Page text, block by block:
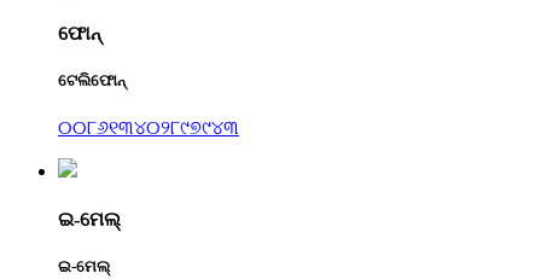
ଫୋନ୍
ଟେଲିଫୋନ୍
୦୦୮୬୧୩୪୦୨୮୯୭୯୪୩
ଇ-ମେଲ୍
ଇ-ମେଲ୍